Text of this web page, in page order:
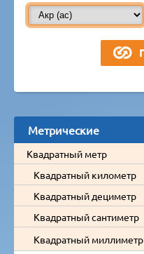
Метрические
Квадратный метр
Квадратный километр
Квадратный дециметр
Квадратный сантиметр
Квадратный миллиметр